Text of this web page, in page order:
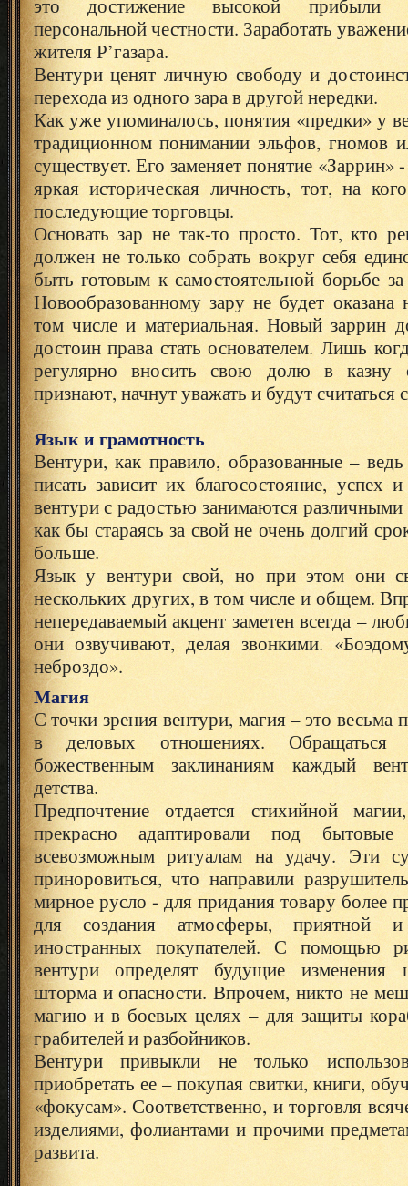
это достижение высокой прибыли
персональной честности. Заработать
жителя Р’газара.
Вентури ценят личную свободу и
перехода из одного зара в другой нередки.
Как уже упоминалось, понятия «предки» у
традиционном понимании эльфов, гномов
существует. Его заменяет понятие «Заррин»
яркая историческая личность, тот, на
последующие торговцы.
Основать зар не так-то просто. Тот, кто
должен не только собрать вокруг себя
быть готовым к самостоятельной борьбе
Новообразованному зару не будет
том числе и материальная. Новый заррин
достоин права стать основателем. Лишь
регулярно вносить свою долю в казну
признают, начнут уважать и будут считаться
Язык и грамотность
Вентури, как правило, образованные –
писать зависит их благосостояние, успех
вентури с радостью занимаются
как бы стараясь за свой не очень долгий
больше.
Язык у вентури свой, но при этом они
нескольких других, в том числе и общем.
непередаваемый акцент заметен всегда –
они озвучивают, делая звонкими.
неброздо».
Магия
С точки зрения вентури, магия – это весьма
в деловых отношениях.
божественным заклинаниям каждый
детства.
Предпочтение отдается стихийной
прекрасно адаптировали под
всевозможным ритуалам на удачу. Эти
приноровиться, что направили
мирное русло - для придания товару более
для создания атмосферы, приятной
иностранных покупателей. С помощью
вентури определят будущие изменения
шторма и опасности. Впрочем, никто не
магию и в боевых целях – для защиты
грабителей и разбойников.
Вентури привыкли не только
приобретать ее – покупая свитки, книги,
«фокусам». Соответственно, и торговля
изделиями, фолиантами и прочими
развита.